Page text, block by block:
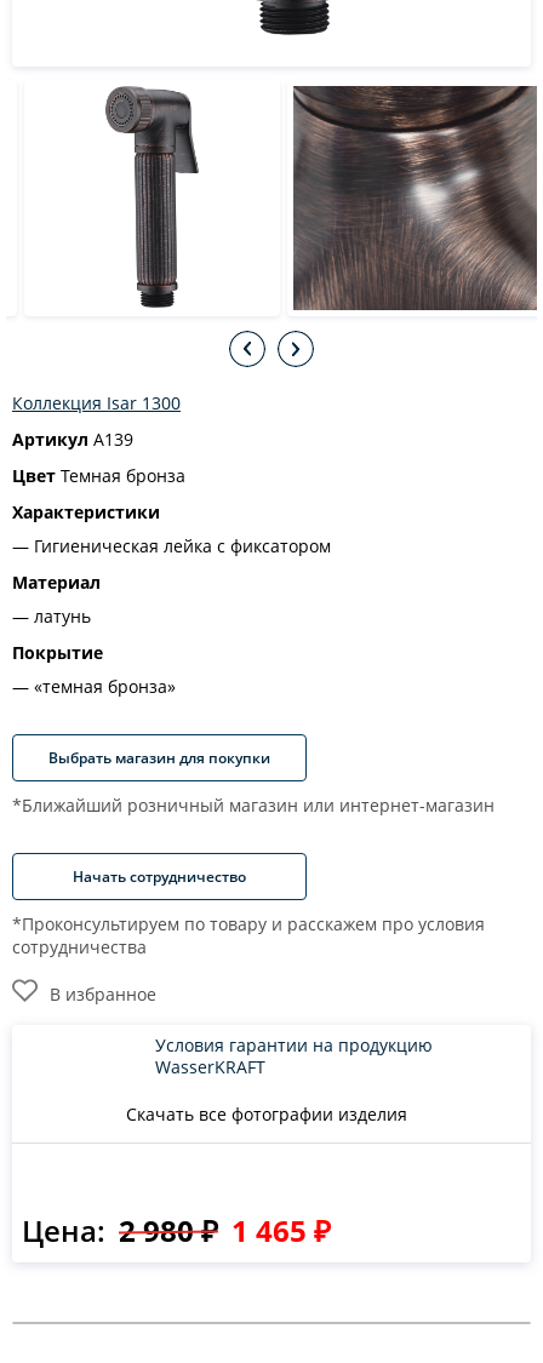
Коллекция Isar 1300
Артикул A139
Цвет Темная бронза
Характеристики
Гигиеническая лейка с фиксатором
Материал
латунь
Покрытие
«темная бронза»
Выбрать магазин для покупки
*Ближайший розничный магазин или интернет-магазин
Начать сотрудничество
*Проконсультируем по товару и расскажем про условия
сотрудничества
В избранное
Скачать все фотографии изделия
Условия гарантии на продукцию
WasserKRAFT
Цена: 2 980 ₽ 1 465 ₽